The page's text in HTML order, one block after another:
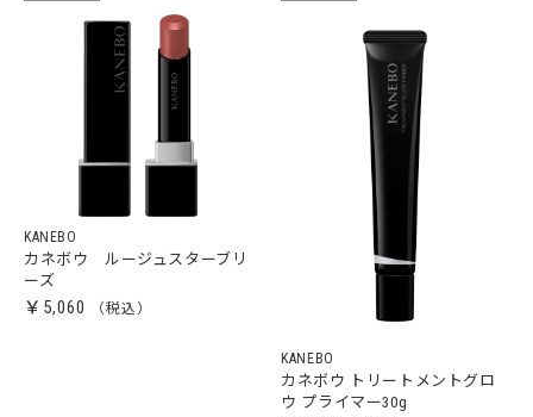
KANEBO
カネボウ ルージュスターブリ
ーズ
￥5,060
KANEBO
カネボウ トリートメントグロ
ウ プライマー30g